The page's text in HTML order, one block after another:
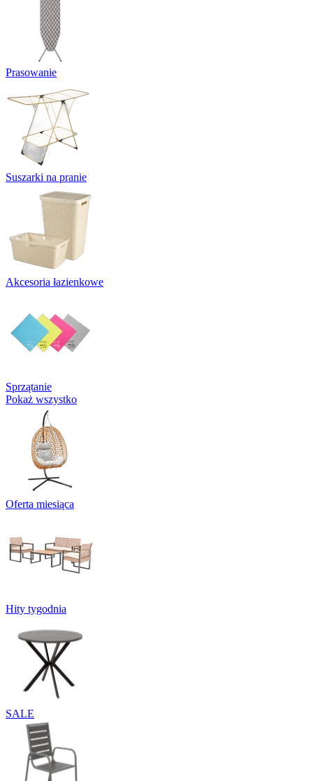
Prasowanie
Suszarki na pranie
Akcesoria łazienkowe
Sprzątanie
Pokaż wszystko
Oferta miesiąca
Hity tygodnia
SALE